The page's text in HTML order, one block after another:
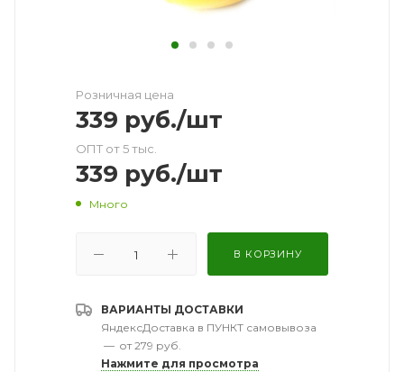
Розничная цена
339 руб./шт
ОПТ от 5 тыс.
339 руб./шт
Много
В КОРЗИНУ
ВАРИАНТЫ ДОСТАВКИ
ЯндексДоставка в ПУНКТ самовывоза
— от 279 руб.
Нажмите для просмотра